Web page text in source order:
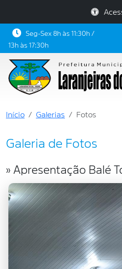
Seg-Sex 8h às 11:30h /
13h às 17:30h
Início Galerias Fotos
Galeria de Fotos
» Apresentação Balé